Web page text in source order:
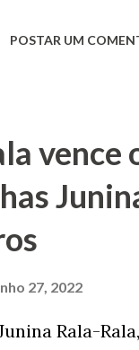
alguns
volumosa
se com
POSTAR UM
vence
27, 2022
Rala-